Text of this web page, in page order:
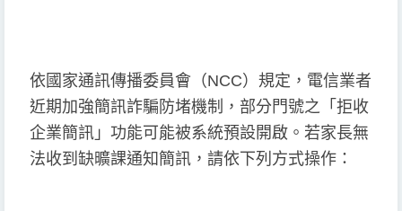
依國家通訊傳播委員會（NCC）規定，電信業者
近期加強簡訊詐騙防堵機制，部分門號之「拒收
企業簡訊」功能可能被系統預設開啟。若家長無
法收到缺曠課通知簡訊，請依下列方式操作：